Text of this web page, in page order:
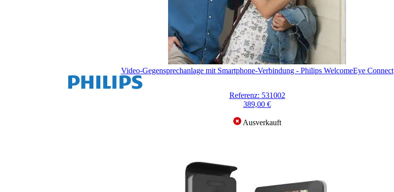
Video-Gegensprechanlage mit Smartphone-Verbindung - Philips WelcomeEye Connect
Referenz: 531002
389,00 €
Ausverkauft